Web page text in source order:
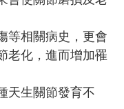
等相關病史，更會
老化，進而增加罹
天生關節發育不